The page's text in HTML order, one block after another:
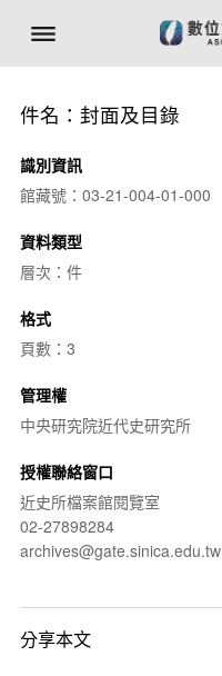
件名：封面及目錄
識別資訊
館藏號：03-21-004-01-000
資料類型
層次：件
格式
頁數：3
管理權
中央研究院近代史研究所
授權聯絡窗口
近史所檔案館閱覽室
02-27898284
archives@gate.sinica.edu.tw
分享本文